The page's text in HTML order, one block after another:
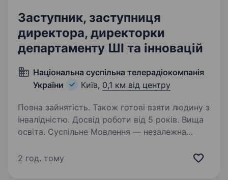
Заступник, заступниця
директора, директорки
департаменту ШІ та інновацій
Національна суспільна телерадіокомпанія
України
Київ, 0,1 км від центру
Повна зайнятість. Також готові взяти людину з
інвалідністю. Досвід роботи від 5 років. Вища
освіта. Суспільне Мовлення — незалежна
телевізійне, радійне та цифрове мовлення.
2 год. тому